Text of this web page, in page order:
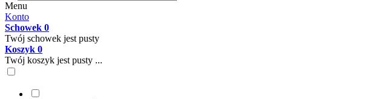
Menu
Konto
Schowek 0
Twój schowek jest pusty
Koszyk 0
Twój koszyk jest pusty ...